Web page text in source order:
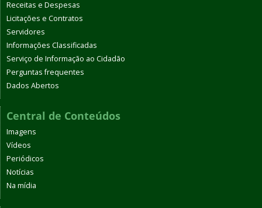
Receitas e Despesas
Licitações e Contratos
Servidores
Informações Classificadas
Serviço de Informação ao Cidadão
Perguntas frequentes
Dados Abertos
Central de Conteúdos
Imagens
Vídeos
Periódicos
Notícias
Na mídia